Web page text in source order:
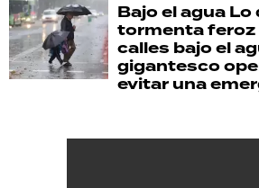
Bajo el agua Lo
tormenta feroz
calles bajo el
gigantesco
evitar una